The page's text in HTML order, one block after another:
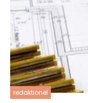
redaktionel